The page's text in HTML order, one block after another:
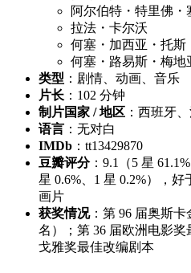
阿尔伯特・特里佛・
拉法・卡尔沃
何塞・加西亚・托斯
何塞・路易斯・梅地
类型 ：剧情、动画、音乐
片长 ：102 分钟
制片国家 / 地区 ：西班牙
语言 ：无对白
IMDb ：tt13429870
豆瓣评分：9.1（5 星
星 0.6%、1 星 0.2%），好
画片
获奖情况：第 96 届奥斯
名）；第 36 届欧洲电影
戈雅奖最佳改编剧本